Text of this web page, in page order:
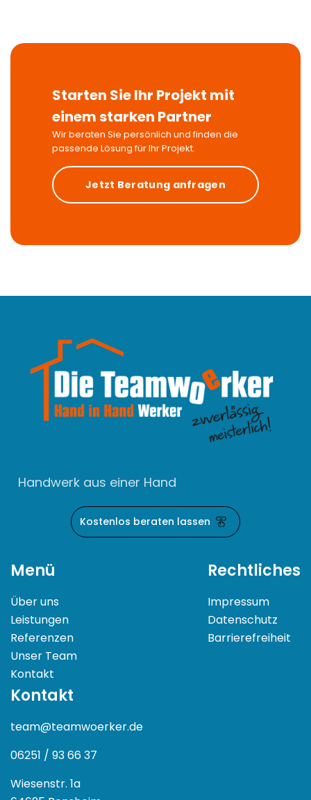
Starten Sie Ihr Projekt mit
einem starken Partner
Wir beraten Sie persönlich und finden die
passende Lösung für Ihr Projekt.
Jetzt Beratung anfragen
Handwerk aus einer Hand
Kostenlos beraten lassen
Menü
Über uns
Leistungen
Referenzen
Unser Team
Kontakt
Rechtliches
Impressum
Datenschutz
Barrierefreiheit
Kontakt
team@teamwoerker.de
06251 / 93 66 37
Wiesenstr. 1a